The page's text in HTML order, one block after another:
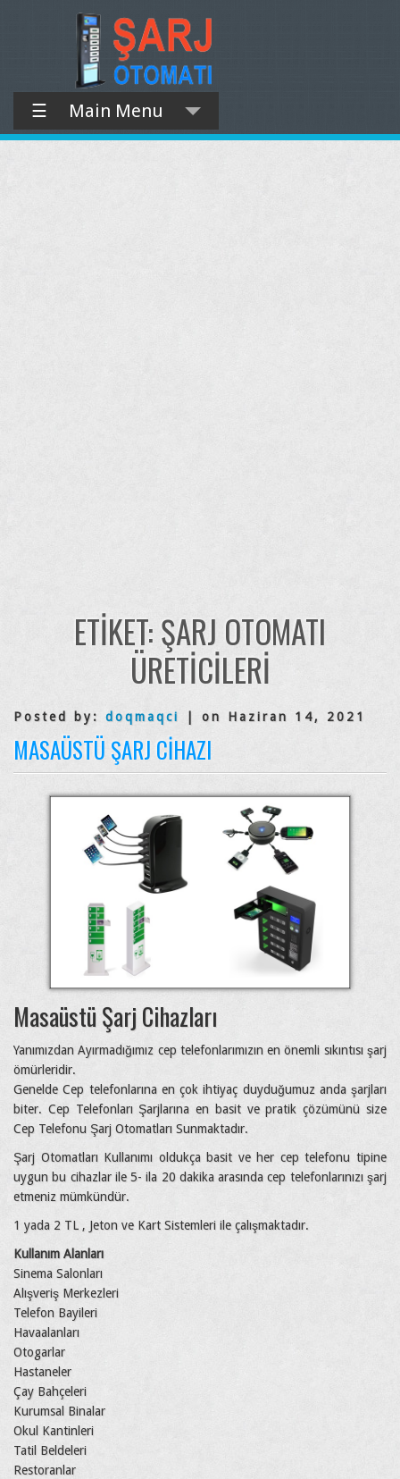
☰ Main Menu
ETIKET:ŞARJ OTOMATI
ÜRETICILERI
Posted by: doqmaqci | on Haziran 14, 2021
MASAÜSTÜ ŞARJ CIHAZI
Masaüstü Şarj Cihazları
Yanımızdan Ayırmadığımız cep telefonlarımızın en önemli sıkıntısı şarj
ömürleridir.
Genelde Cep telefonlarına en çok ihtiyaç duyduğumuz anda şarjları
biter. Cep Telefonları Şarjlarına en basit ve pratik çözümünü size
Cep Telefonu Şarj Otomatları Sunmaktadır.
Şarj Otomatları Kullanımı oldukça basit ve her cep telefonu tipine
uygun bu cihazlar ile 5- ila 20 dakika arasında cep telefonlarınızı şarj
etmeniz mümkündür.
1 yada 2 TL , Jeton ve Kart Sistemleri ile çalışmaktadır.
Kullanım Alanları
Sinema Salonları
Alışveriş Merkezleri
Telefon Bayileri
Havaalanları
Otogarlar
Hastaneler
Çay Bahçeleri
Kurumsal Binalar
Okul Kantinleri
Tatil Beldeleri
Restoranlar